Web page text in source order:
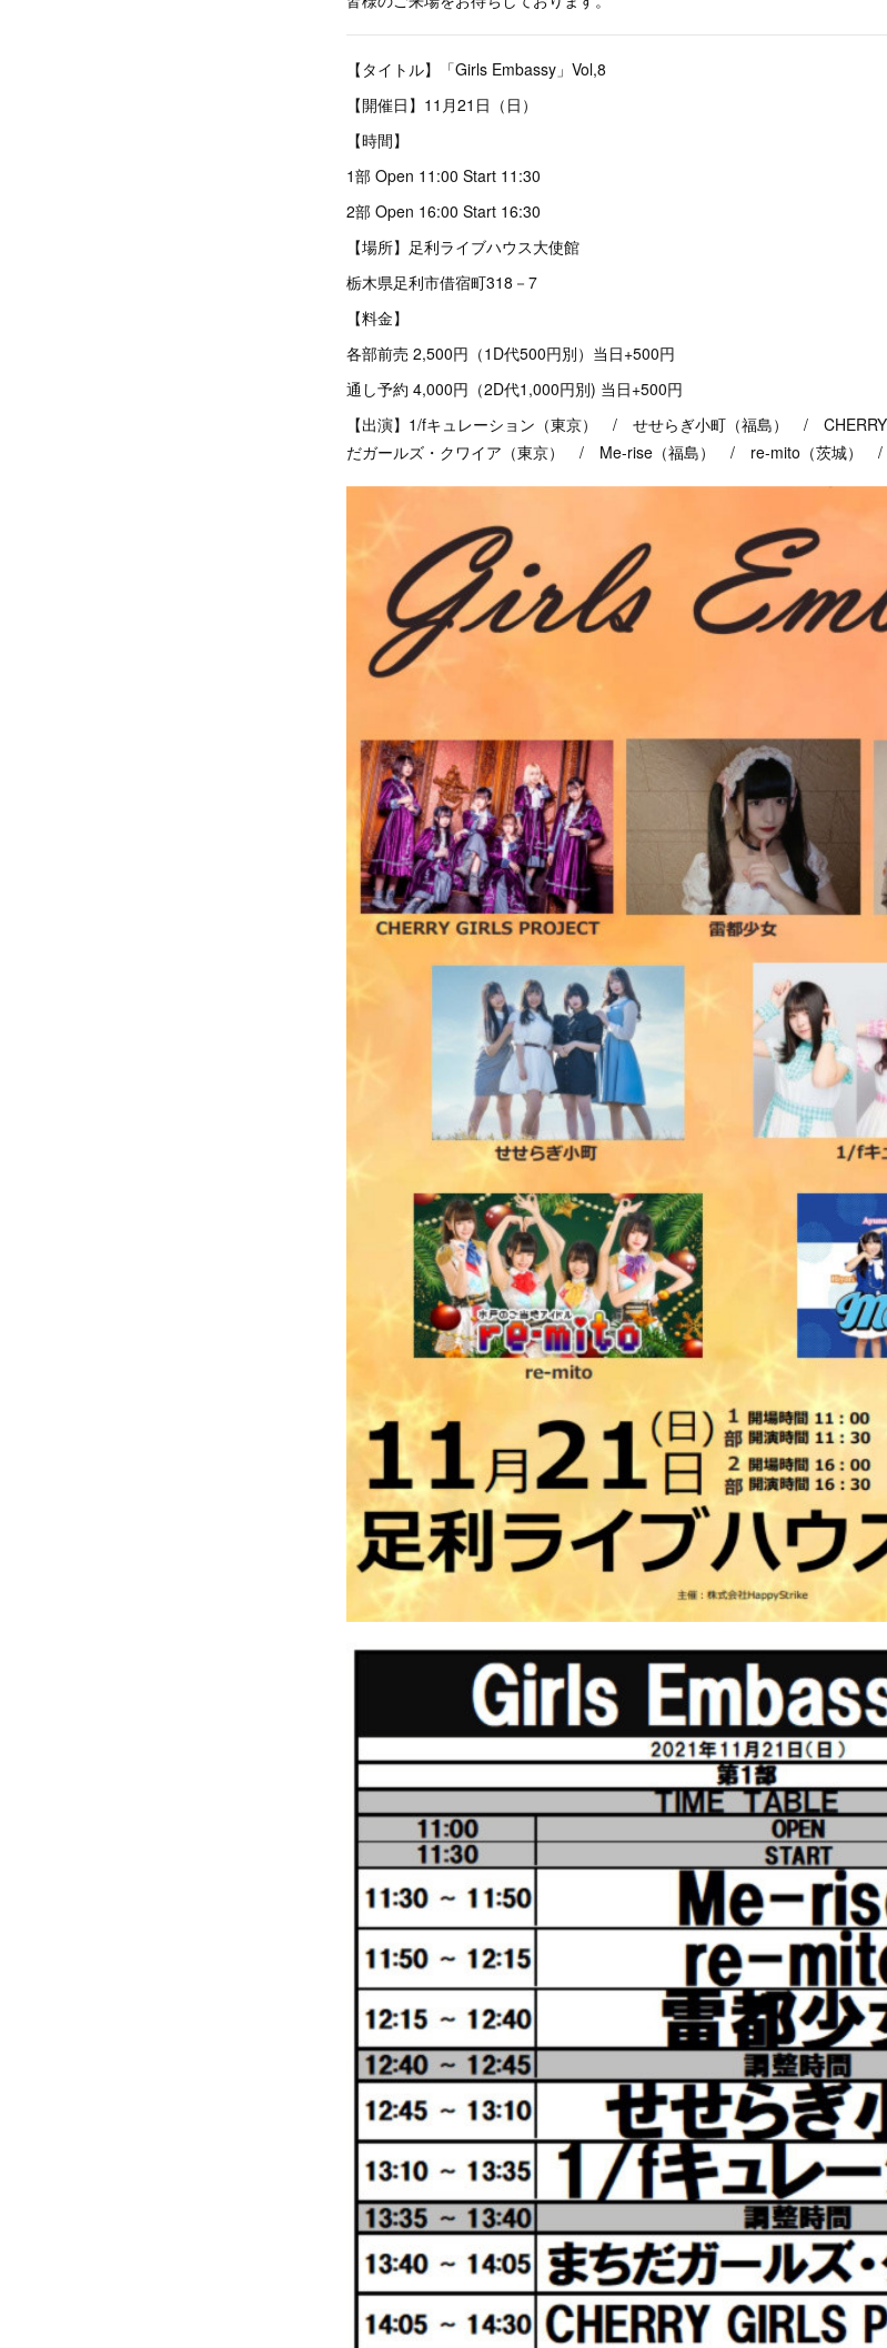
【タイトル】「Girls Embassy」Vol,8
【開催日】11月21日（日）
【時間】
1部 Open 11:00 Start 11:30
2部 Open 16:00 Start 16:30
【場所】足利ライブハウス大使館
栃木県足利市借宿町318－7
【料金】
各部前売 2,500円（1D代500円別）当日+500円
通し予約 4,000円（2D代1,000円別) 当日+500円
【出演】1/fキュレーション（東京） / せせらぎ小町（福島） /
だガールズ・クワイア（東京） / Me-rise（福島） / re-mito（茨城） /